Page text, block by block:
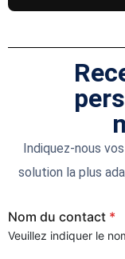
Indiquez-nous
solution la plus
Nom du contact *
Veuillez indiquer le